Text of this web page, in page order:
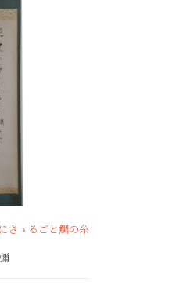
ゝるごと鯛の糸